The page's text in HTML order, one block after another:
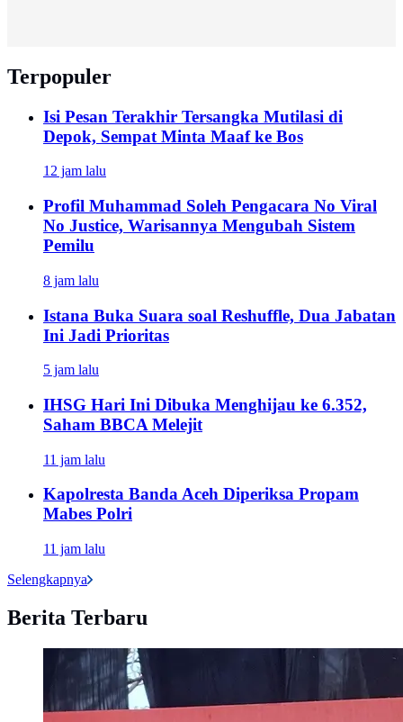
Terpopuler
Isi Pesan Terakhir Tersangka Mutilasi di
Depok, Sempat Minta Maaf ke Bos
12 jam lalu
Profil Muhammad Soleh Pengacara No Viral
No Justice, Warisannya Mengubah Sistem
Pemilu
8 jam lalu
Istana Buka Suara soal Reshuffle, Dua Jabatan
Ini Jadi Prioritas
5 jam lalu
IHSG Hari Ini Dibuka Menghijau ke 6.352,
Saham BBCA Melejit
11 jam lalu
Kapolresta Banda Aceh Diperiksa Propam
Mabes Polri
11 jam lalu
Selengkapnya
Berita Terbaru